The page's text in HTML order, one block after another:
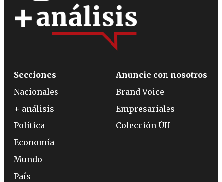
Secciones
Nacionales
+ análisis
Política
Economía
Mundo
País
Anuncie con nosotros
Brand Voice
Empresariales
Colección ÚH